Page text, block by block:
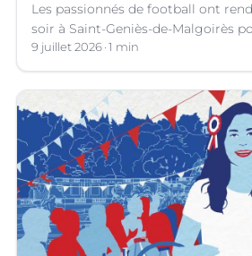
Les passionnés de football ont
soir à Saint-Geniès-de-Malgoirès
l'un des temps forts de la Coupe du
9 juillet 2026 1 min